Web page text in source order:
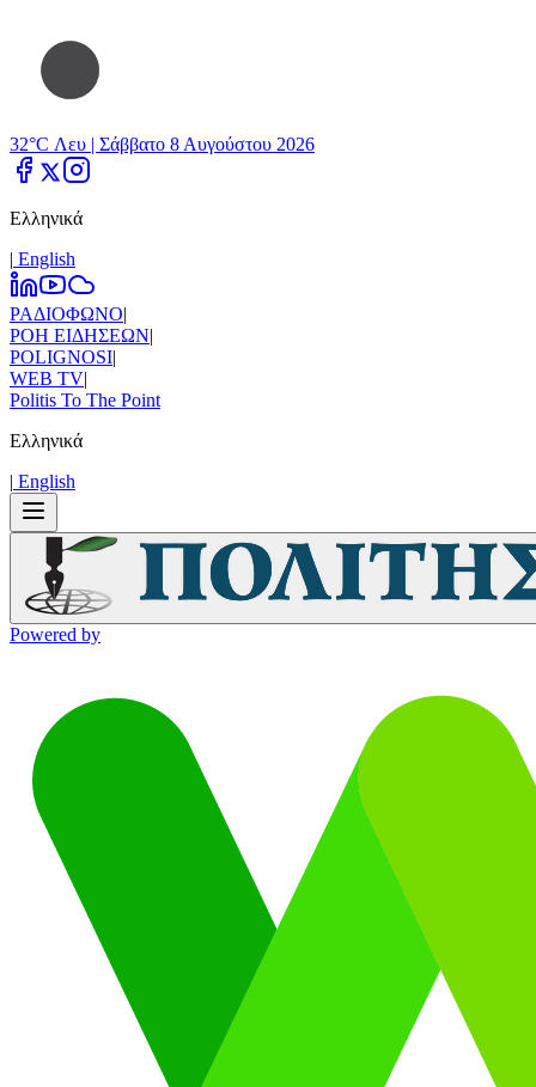
32°C Λευ | Σάββατο 8 Αυγούστου 2026
Ελληνικά
| Εnglish
ΡΑΔΙΟΦΩΝΟ|
ΡΟΗ ΕΙΔΗΣΕΩΝ|
POLIGNOSI|
WEB TV|
Politis To The Point
Ελληνικά
| Εnglish
Powered by